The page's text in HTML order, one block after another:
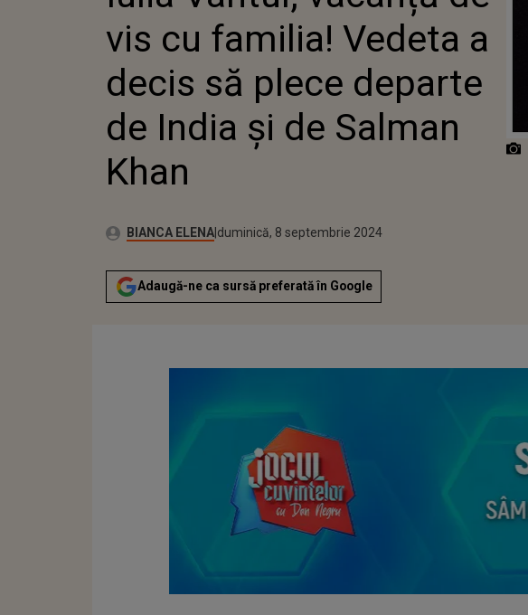
DECIS SĂ PLECE
DEPARTE DE INDIA ȘI
DE SALMAN KHAN
vis cu familia! Vedeta a
decis să plece departe
de India și de Salman
Khan
Autor:BIANCA ELENA Publicat:
duminică, 8 septembrie 2024
Adaugă-ne ca sursă preferată în Google